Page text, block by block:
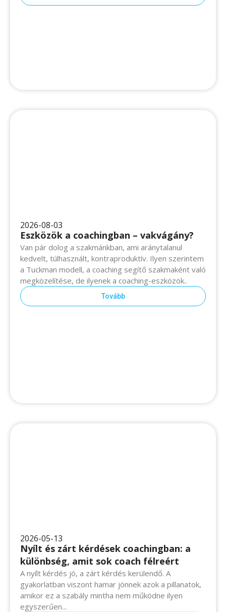
2026-08-03
Eszközök a coachingban – vakvágány?
Van pár dolog a szakmánkban, ami aránytalanul kedvelt,
túlhasznált, kontraproduktív. Ilyen szerintem a Tuckman
modell, a coaching segítő szakmaként való
megközelítése, de ilyenek a coaching-eszközök..
Tovább
2026-05-13
Nyílt és zárt kérdések coachingban: a
különbség, amit sok coach félreért
A nyílt kérdés jó, a zárt kérdés kerülendő. A
gyakorlatban viszont hamar jönnek azok a pillanatok,
amikor ez a szabály mintha nem működne ilyen
egyszerűen...